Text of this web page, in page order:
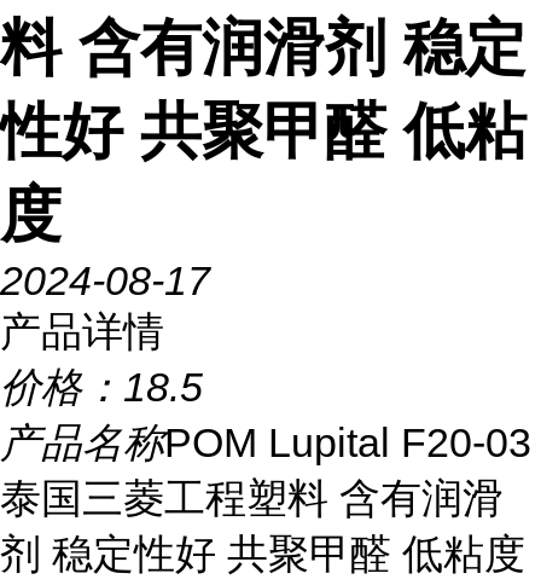
料 含有润滑剂 稳定
性好 共聚甲醛 低粘
度
2024-08-17
产品详情
价格： 18.5
产品名称POM Lupital F20-03
泰国三菱工程塑料 含有润滑
剂 稳定性好 共聚甲醛 低粘度